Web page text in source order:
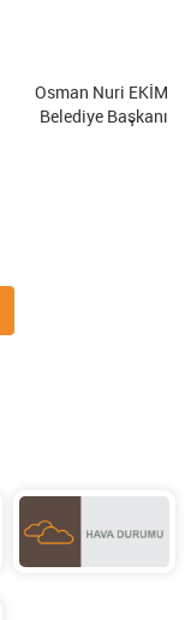
Nuri EKİM
Başkanı